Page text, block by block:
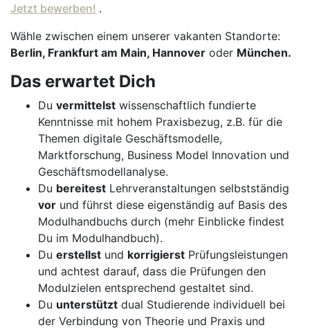
Jetzt bewerben! .
Wähle zwischen einem unserer vakanten Standorte:
Berlin, Frankfurt am Main, Hannover oder München.
Das erwartet Dich
Du vermittelst wissenschaftlich fundierte
Kenntnisse mit hohem Praxisbezug, z.B. für die
Themen digitale Geschäftsmodelle,
Marktforschung, Business Model Innovation und
Geschäftsmodellanalyse.
Du bereitest Lehrveranstaltungen selbstständig
vor und führst diese eigenständig auf Basis des
Modulhandbuchs durch (mehr Einblicke findest
Du im Modulhandbuch).
Du erstellst und korrigierst Prüfungsleistungen
und achtest darauf, dass die Prüfungen den
Modulzielen entsprechend gestaltet sind.
Du unterstützt dual Studierende individuell bei
der Verbindung von Theorie und Praxis und